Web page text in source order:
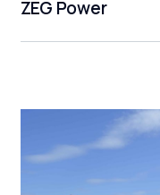
ZEG Power